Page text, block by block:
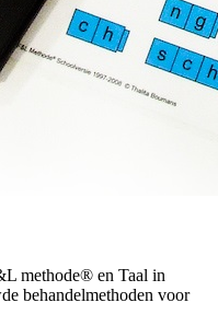
methode® en Taal in
behandelmethoden voor